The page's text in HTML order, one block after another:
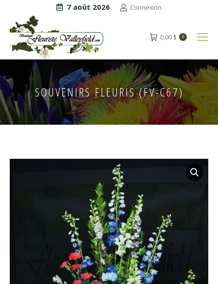
7 août 2026 Connexion
0,00 $ 0
SOUVENIRS FLEURIS (FV-C67)